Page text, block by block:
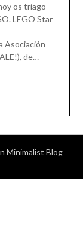
os triago
LEGO Star
Asociación
de…
Minimalist Blog